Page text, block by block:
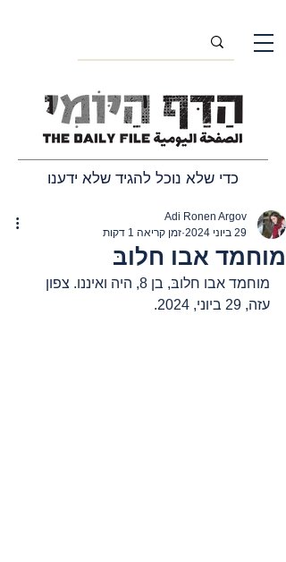
כדי שלא נוכל להגיד שלא ידענו
מוחמד אבו חלובּ
Adi Ronen Argov
29 ביוני 2024
זמן קריאה 1 דקות
מוחמד אבו חלובּ, בן 8, היה ואיננו. צפון
עזה, 29 ביוני, 2024.